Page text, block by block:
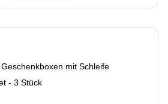
mit Schleife
- 3 Stück